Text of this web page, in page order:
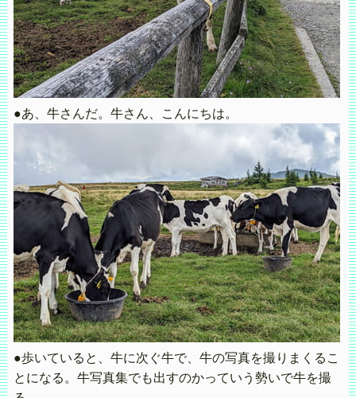
●あ、牛さんだ。牛さん、こんにちは。
●歩いていると、牛に次ぐ牛で、牛の写真を撮りまくるこ
とになる。牛写真集でも出すのかっていう勢いで牛を撮